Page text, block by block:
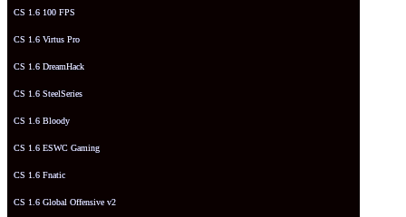
CS 1.6 100 FPS
CS 1.6 Virtus Pro
CS 1.6 DreamHack
CS 1.6 SteelSeries
CS 1.6 Bloody
CS 1.6 ESWC Gaming
CS 1.6 Fnatic
CS 1.6 Global Offensive v2